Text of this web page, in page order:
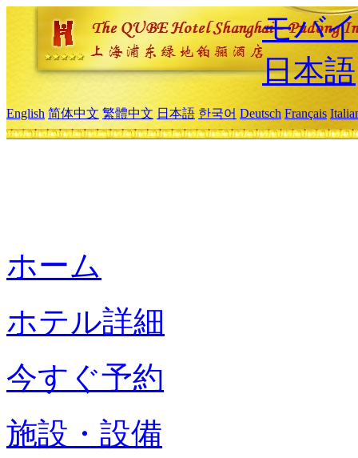
モバ
日本語
English 简体中文 繁體中文 日本語 한국어 Deutsch Français
ホーム
ホテル詳細
今すぐ予約
施設・設備